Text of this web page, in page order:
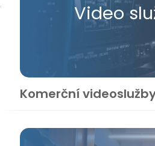
Video
Komerční